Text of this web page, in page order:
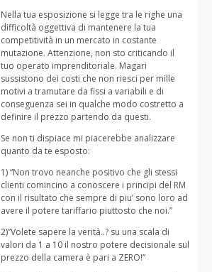
Nella tua esposizione si legge tra le righe una
difficoltà oggettiva di mantenere la tua
competitività in un mercato in costante
mutazione. Attenzione, non sto criticando il
tuo operato imprenditoriale. Magari
sussistono dei costi che non riesci per mille
motivi a tramutare da fissi a variabili e di
conseguenza sei in qualche modo costretto a
definire il prezzo partendo da questi.
Se non ti dispiace mi piacerebbe analizzare
quanto da te esposto:
1) “Non trovo neanche positivo che gli stessi
clienti comincino a conoscere i principi del RM
con il risultato che sempre di piu’ sono loro ad
avere il potere tariffario piuttosto che noi.”
2)”Volete sapere la verità..? su una scala di
valori da 1 a 10 il nostro potere decisionale sul
prezzo della camera è pari a ZERO!”